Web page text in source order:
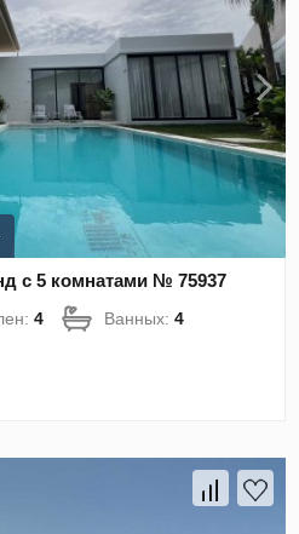
с 5 комнатами № 75937
4 Ванных:4